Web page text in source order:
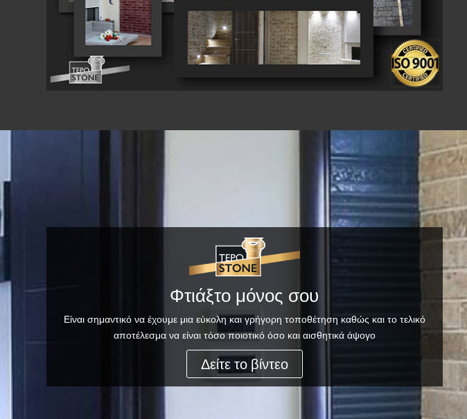
Φτιάξτο μόνος σου
Είναι σημαντικό να έχουμε μια εύκολη και γρήγορη τοποθέτηση καθώς και το τελικό
αποτέλεσμα να είναι τόσο ποιοτικό όσο και αισθητικά άψογο
Δείτε το βίντεο